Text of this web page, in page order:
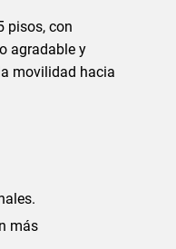
pisos, con
agradable y
movilidad hacia
más